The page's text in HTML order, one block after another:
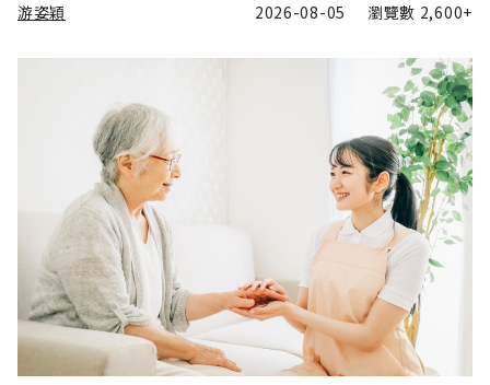
游姿穎 2026-08-05 瀏覽數 2,600+